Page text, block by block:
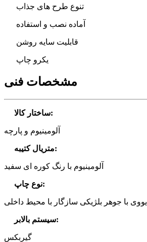
تنوع طرح های جذاب
آماده نصب و استفاده
قابلیت سایه روشن
یکرو چاپ
مشخصات فنی
ساختار کالا:
آلومینیوم و پارچه
متریال کتیبه:
آلومینیوم با رنگ کوره ای سفید
نوع چاپ:
یووی با جوهر بلژیکی سازگار با محیط داخلی
سیستم بالابر:
گیربکس